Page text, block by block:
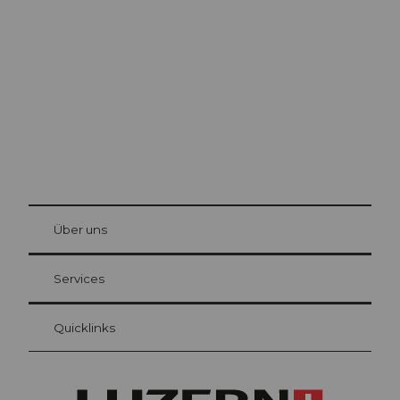
Gästekarte Luzern
Ihre Vorteile als Übernachtungsgast
at Bre
Über uns
Services
Quicklinks